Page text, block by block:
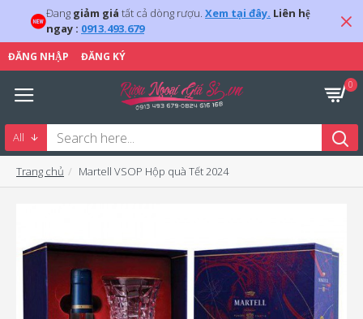
Đang giảm giá tất cả dòng rượu. Xem tại đây. Liên hệ
ngay : 0913.493.679
ĐĂNG NHẬP ĐĂNG KÝ
0
All
Trang chủ Martell VSOP Hộp quà Tết 2024